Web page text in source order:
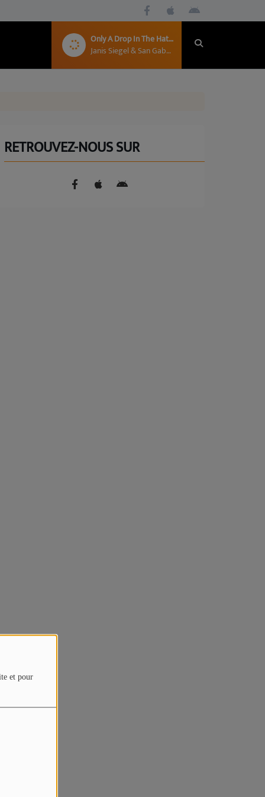
et pour
Only A Drop In The Hat (For An Acrobat)
Janis Siegel & San Gabriel Seven
RETROUVEZ-NOUS SUR